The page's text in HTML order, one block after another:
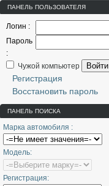
ПАНЕЛЬ ПОЛЬЗОВАТЕЛЯ
Логин :
Пароль
:
Чужой компьютер
Войти
Регистрация
Восстановить пароль
ПАНЕЛЬ ПОИСКА
Марка автомобиля :
Модель:
Регистрация: